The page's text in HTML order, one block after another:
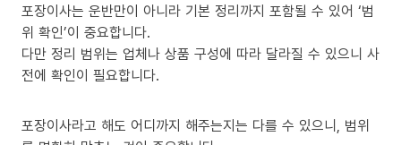
포장이사는 운반만이 아니라 기본 정리까지 포함될 수 있어 ‘범
위 확인’이 중요합니다.
다만 정리 범위는 업체나 상품 구성에 따라 달라질 수 있으니 사
전에 확인이 필요합니다.
포장이사라고 해도 어디까지 해주는지는 다를 수 있으니, 범위